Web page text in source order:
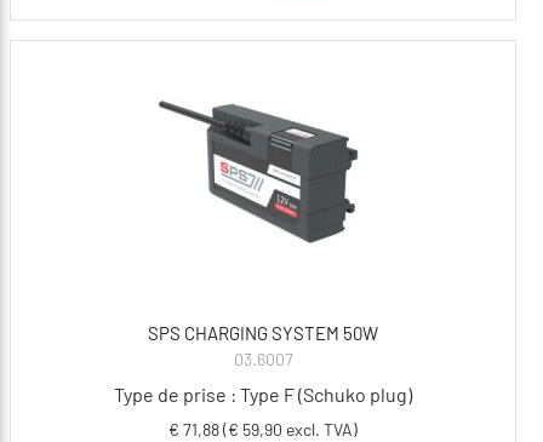
SPS CHARGING SYSTEM 50W
03.6007
Type de prise : Type F (Schuko plug)
€ 71,88 (€ 59,90 excl. TVA)